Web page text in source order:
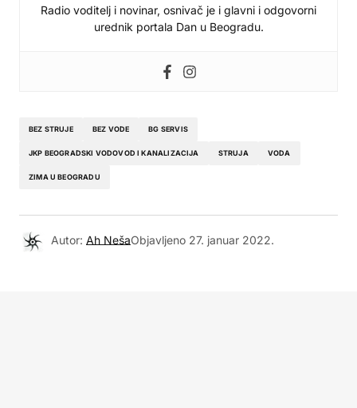
Radio voditelj i novinar, osnivač je i glavni i odgovorni
urednik portala Dan u Beogradu.
BEZ STRUJE BEZ VODE BG SERVIS
JKP BEOGRADSKI VODOVOD I KANALIZACIJA STRUJA VODA
ZIMA U BEOGRADU
Autor: Ah NešaObjavljeno 27. januar 2022.